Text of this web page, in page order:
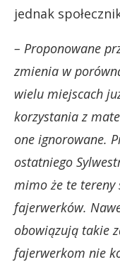
jednak
– Proponowane
zmienia w
wielu miejscach
korzystania z
one ignorowane.
ostatniego
mimo że te tereny
fajerwerków.
obowiązują takie
fajerwerkom nie